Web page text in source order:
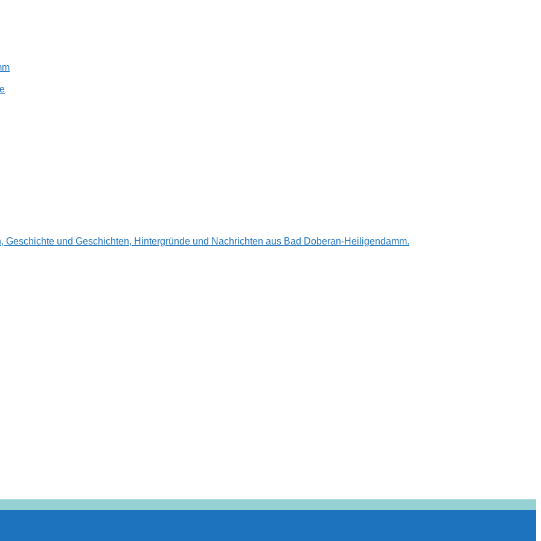
Geschichte und Geschichten, Hintergründe und Nachrichten aus Bad Doberan-Heiligendamm.